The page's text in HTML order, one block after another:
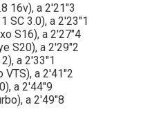
16v), a 2'21"3
SC 3.0), a 2'23"1
S16), a 2'27"4
S20), a 2'29"2
a 2'33"1
a 2'41"2
a 2'44"9
a 2'49"8